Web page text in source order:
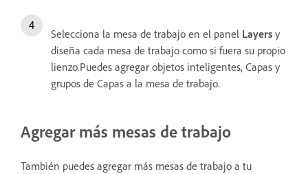
Selecciona la mesa de trabajo en el panel Layers y
diseña cada mesa de trabajo como si fuera su propio
lienzo.Puedes agregar objetos inteligentes, Capas y
grupos de Capas a la mesa de trabajo.
Agregar más mesas de trabajo
También puedes agregar más mesas de trabajo a tu